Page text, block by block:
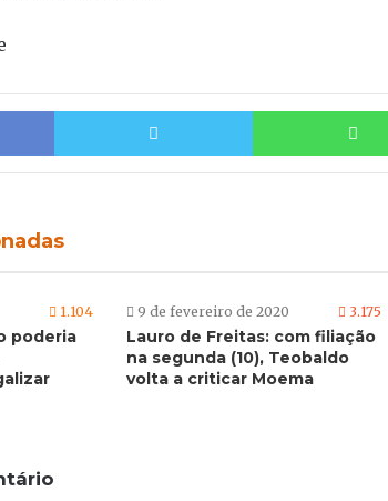
Facebook Twitter
1.104
poderia
9 de fevereiro de 2020 3.175
Lauro de Freitas: com filiação
na segunda (10), Teobaldo
volta a criticar Moema